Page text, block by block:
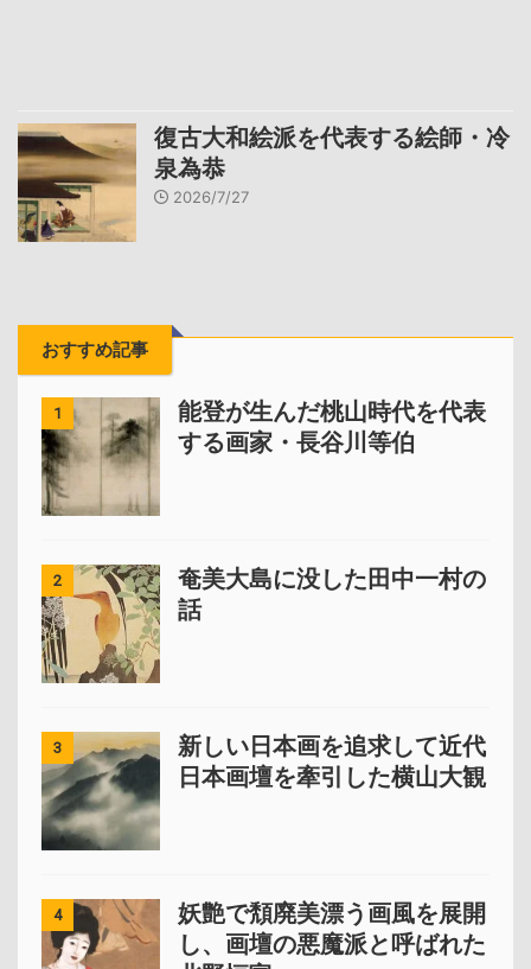
復古大和絵派を代表する絵師・冷
泉為恭
2026/7/27
おすすめ記事
1
能登が生んだ桃山時代を代表
する画家・長谷川等伯
2
奄美大島に没した田中一村の
話
3
新しい日本画を追求して近代
日本画壇を牽引した横山大観
4
妖艶で頽廃美漂う画風を展開
し、画壇の悪魔派と呼ばれた